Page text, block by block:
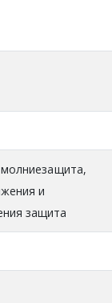
молниезащита,
и
защита